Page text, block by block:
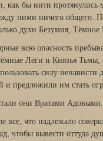
как бы нити
ними ничего общего.
духи Безумия,
всю опасность
Леги и Князья Тьмы,
силу ненависти
предложили им стать
они Вратами Адовыми.
все, что надлежало
чтобы вывести оттуда